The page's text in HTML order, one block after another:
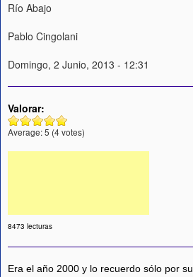
Río Abajo
Pablo Cingolani
Domingo, 2 Junio, 2013 - 12:31
Valorar:
Average:5 (4votes)
8473 lecturas
Era el año 2000 y lo recuerdo sólo por su